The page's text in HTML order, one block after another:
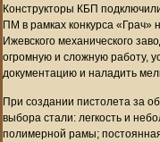
Конструкторы КБП
ПМ в рамках конкурса «Грач»
Ижевского механического
огромную и сложную работу,
документацию и наладить
При создании пистолета за
выбора стали: легкость и
полимерной рамы;